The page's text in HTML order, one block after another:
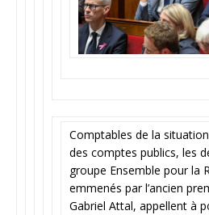
Comptables de la
des comptes publics, les
groupe Ensemble pour la
emmenés par l’ancien
Gabriel Attal, appellent à